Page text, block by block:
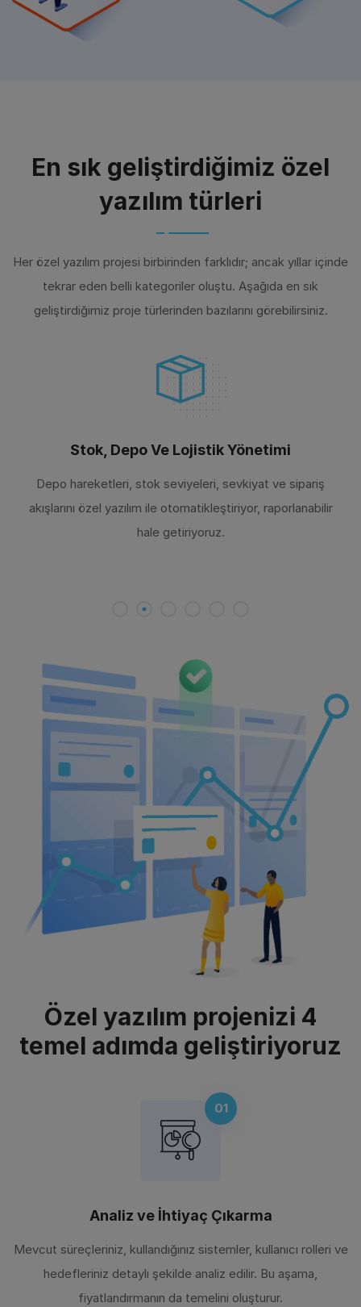
En sık geliştirdiğimiz özel
yazılım türleri
Her özel yazılım projesi birbirinden farklıdır; ancak yıllar içinde
tekrar eden belli kategoriler oluştu. Aşağıda en sık
geliştirdiğimiz proje türlerinden bazılarını görebilirsiniz.
Stok, Depo Ve Lojistik Yönetimi
Depo hareketleri, stok seviyeleri, sevkiyat ve sipariş
akışlarını özel yazılım ile otomatikleştiriyor, raporlanabilir
hale getiriyoruz.
Özel yazılım projenizi 4
temel adımda geliştiriyoruz
01
Analiz ve İhtiyaç Çıkarma
Mevcut süreçleriniz, kullandığınız sistemler, kullanıcı rolleri ve
hedefleriniz detaylı şekilde analiz edilir. Bu aşama,
fiyatlandırmanın da temelini oluşturur.